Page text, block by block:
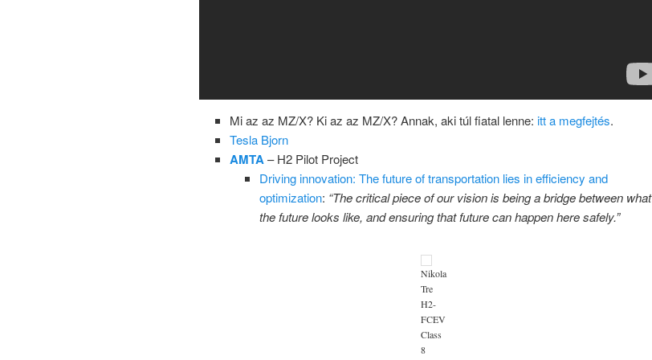
Mi az az MZ/X? Ki az az MZ/X? Annak, aki túl fiatal lenne: itt a megfejtés.
Tesla Bjorn
AMTA – H2 Pilot Project
Driving innovation: The future of transportation lies in efficiency and
optimization: “The critical piece of our vision is being a bridge between what
the future looks like, and ensuring that future can happen here safely.”
Nikola
Tre
H2-
FCEV
Class
8